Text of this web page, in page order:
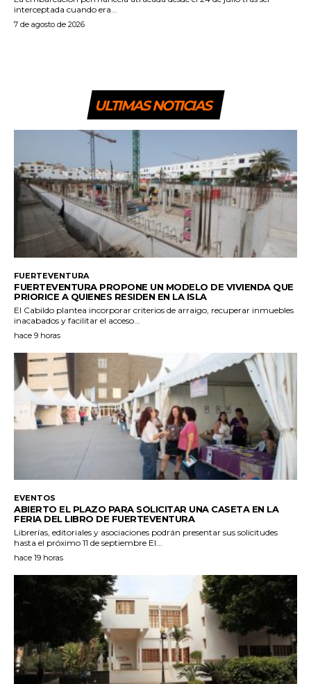
interceptada cuando era...
7 de agosto de 2026
ULTIMAS NOTICIAS
FUERTEVENTURA
FUERTEVENTURA PROPONE UN MODELO DE VIVIENDA QUE
PRIORICE A QUIENES RESIDEN EN LA ISLA
El Cabildo plantea incorporar criterios de arraigo, recuperar inmuebles
inacabados y facilitar el acceso...
hace 9 horas
EVENTOS
ABIERTO EL PLAZO PARA SOLICITAR UNA CASETA EN LA
FERIA DEL LIBRO DE FUERTEVENTURA
Librerías, editoriales y asociaciones podrán presentar sus solicitudes
hasta el próximo 11 de septiembre El...
hace 19 horas